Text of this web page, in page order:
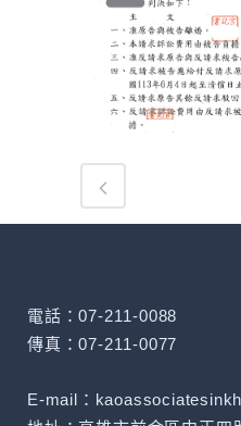
電話：07-211-0088
傳真：07-211-0077
E-mail：